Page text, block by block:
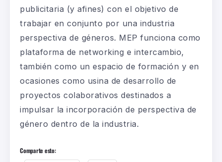
publicitaria (y afines) con el objetivo de
trabajar en conjunto por una industria
perspectiva de géneros. MEP funciona como
plataforma de networking e intercambio,
también como un espacio de formación y en
ocasiones como usina de desarrollo de
proyectos colaborativos destinados a
impulsar la incorporación de perspectiva de
género dentro de la industria.
Comparte esto: